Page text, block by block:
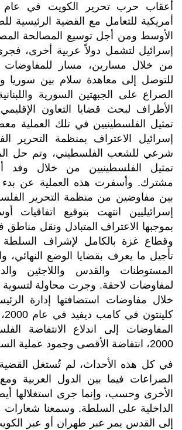
أمريكية للتعامل مع القضية الرئيسية
الأوسط ومن أجل توسيع المصالحة
إسرائيل لتشمل دولاً عربية أخرى،
من خلال مسارين، مسار للمفاوضات
للتوصل إلى معاهدة سلام بين سوريا
الصراع على الجبهتين السورية
الأطراف لبحث قضايا التعاون
تمثيل الفلسطينيين في تلك العملية
إسرائيل الاعتراف بمنظمة التحرير
شرعي للشعب الفلسطيني، وتم حل
تمثيل الفلسطينيين من خلال وفد
مشترك. وأسفرت هذه العملية عن
بين مفاوضين من منظمة التحرير
إسرائيليين انتهت بتوقيع اتفاقيات
بموجبها الاعتراف المتبادل ونقل مناطق
وقطاع غزة بالكامل لإشراف السلطة
تأجيل ما يعرف بقضايا الوضع
المستوطنات والقدس واللاجئين
لمفاوضات لاحقة. وجرت محاولة
خلال مفاوضات استضافتها إدارة
المفاوضات إلى اندلاع الانتفاضة
2000، انتفاضة الأقصى وجمود عملية السلام.
في كل هذه الأحداث، لم تُستغل
الصراعات فيما بين الدول العربية ومع
الأخرى وحسب، وإنما جرى استغلالها
الداخلية على السلطة. وسمعنا
إلى القدس يمر عبر طهران أو عبر